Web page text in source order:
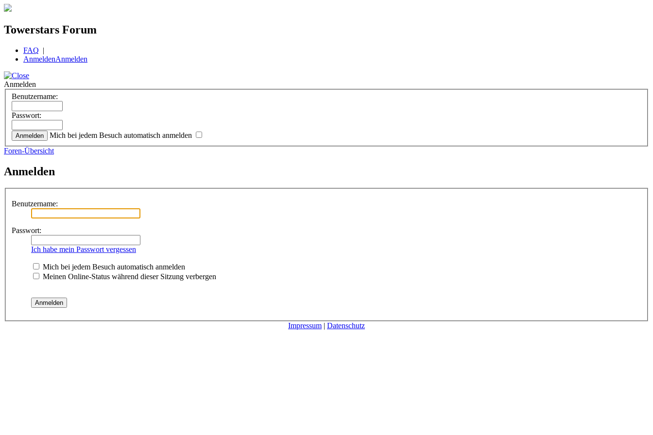
Towerstars Forum
FAQ |
AnmeldenAnmelden
Anmelden
Benutzername:
Passwort:
Mich bei jedem Besuch automatisch anmelden
Foren-Übersicht
Anmelden
Benutzername:
Passwort:
Ich habe mein Passwort vergessen
Mich bei jedem Besuch automatisch anmelden
Meinen Online-Status während dieser Sitzung verbergen
Impressum | Datenschutz